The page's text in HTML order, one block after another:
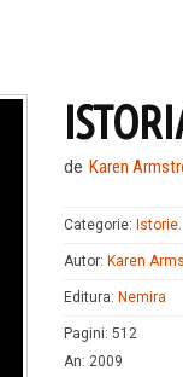
de Karen
Categorie: Istorie.
Autor: Karen
Editura: Nemira
Pagini: 512
An: 2009